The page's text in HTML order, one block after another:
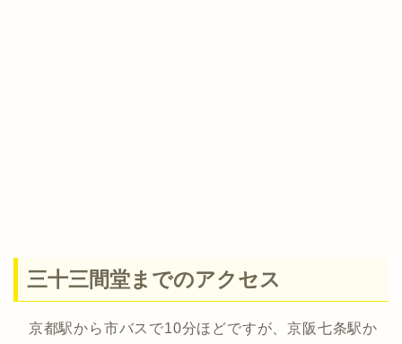
三十三間堂までのアクセス
京都駅から市バスで10分ほどですが、京阪七条駅か